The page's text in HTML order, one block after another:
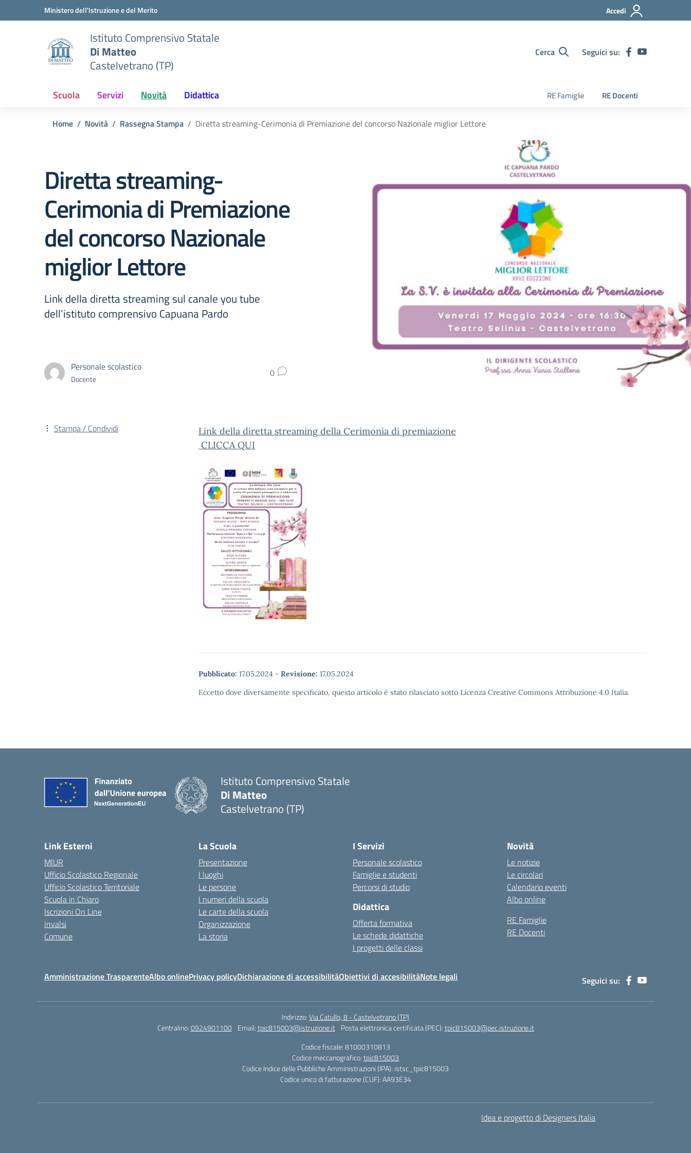
Vai ai contenuti
Vai al menu di navigazioneMinistero dell'Istruzione e del Merito Accedi
Istituto Comprensivo Statale
Di Matteo
Castelvetrano (TP)
Cerca Seguici su:
Scuola Servizi Novità Didattica RE Famiglie RE Docenti
Home Novità Rassegna Stampa Diretta streaming-Cerimonia di Premiazione del concorso Nazionale miglior Lettore
Diretta streaming-
Cerimonia di Premiazione
del concorso Nazionale
miglior Lettore
Link della diretta streaming sul canale you tube
dell’istituto comprensivo Capuana Pardo
Personale scolastico
Docente 0
Link della diretta streaming della Cerimonia di premiazione
CLICCA QUI
Pubblicato: 17.05.2024 - Revisione: 17.05.2024
Eccetto dove diversamente specificato, questo articolo è stato rilasciato sotto Licenza Creative Commons Attribuzione 4.0 Italia.
Stampa / Condividi
Istituto Comprensivo Statale
Di Matteo
Castelvetrano (TP)
Link Esterni
MIUR
Ufficio Scolastico Regionale
Ufficio Scolastico Territoriale
Scuola in Chiaro
Iscrizioni On Line
Invalsi
Comune
La Scuola
Presentazione
I luoghi
Le persone
I numeri della scuola
Le carte della scuola
Organizzazione
La storia
I Servizi
Personale scolastico
Famiglie e studenti
Percorsi di studio
Didattica
Offerta formativa
Le schede didattiche
I progetti delle classi
Novità
Le notizie
Le circolari
Calendario eventi
Albo online
RE Famiglie
RE Docenti
Amministrazione TrasparenteAlbo onlinePrivacy policyDichiarazione di accessibilitàObiettivi di accesibilitàNote legali Seguici su:
Indirizzo:Via Catullo, 8 - Castelvetrano (TP)
Centralino:0924901100 Email:tpic815003@istruzione.it Posta elettronica certificata (PEC):tpic815003@pec.istruzione.it
Codice fiscale: 81000310813
Codice meccanografico:tpic815003
Codice Indice delle Pubbliche Amministrazioni (IPA): istsc_tpic815003
Codice unico di fatturazione (CUF): AA93E34
Idea e progetto di Designers Italia